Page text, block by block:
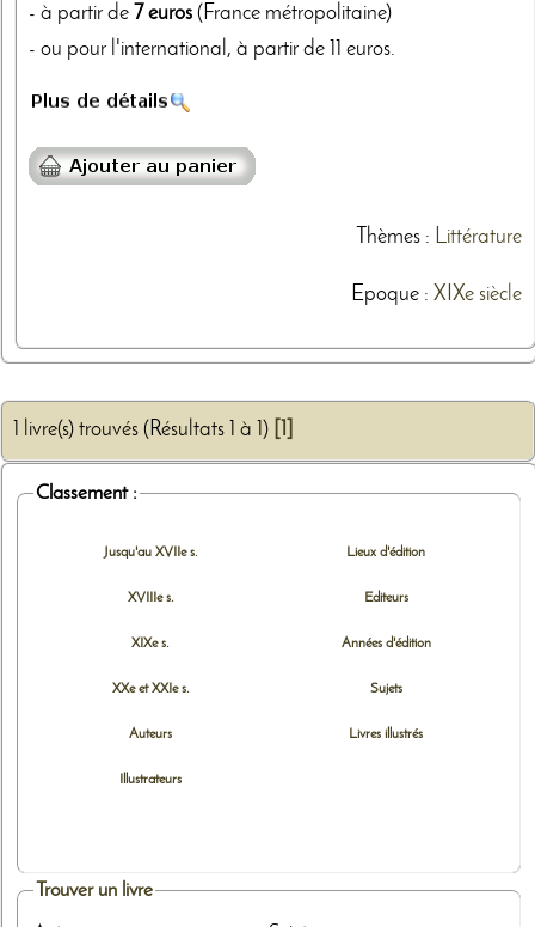
- à partir de 7 euros (France métropolitaine)
- ou pour l'international, à partir de 11 euros.
Thèmes: Littérature
Epoque : XIXe siècle
1 livre(s) trouvés (Résultats 1 à 1)
Classement :
Jusqu'au XVIIe s.
XVIIIe s.
XIXe s.
XXe et XXIe s.
Auteurs
Illustrateurs
Lieux d'édition
Editeurs
Années d'édition
Sujets
Livres illustrés
Trouver un livre